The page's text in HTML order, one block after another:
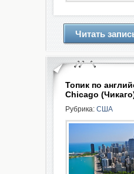
Читать
Топик по
Chicago
Рубрика: США